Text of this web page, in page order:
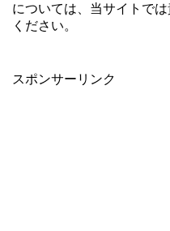
については、当サイトで
ください。
スポンサーリンク